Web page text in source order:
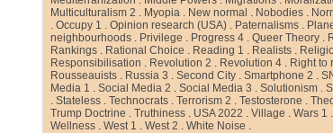
Multiculturalism 2 . Myopia . New normal . Nobodies .
.Occupy 1 .Opinion research (USA) . Paternalisms .
neighbourhoods . Privilege . Progress 4 .Queer Theory .
Rankings . Rational Choice . Reading 1 . Realists .
Responsibilisation . Revolution 2 . Revolution 4 . Right to
Rousseauists . Russia 3 .Second City .Smartphone 2 .
Media 1 .Social Media 2 .Social Media 3 .Solutionism .
.Stateless .Technocrats .Terrorism 2 .Testosterone .
Trump Doctrine .Truthiness . USA 2022 .Village .Wars 1
Wellness .West 1 .West 2 .White Noise .